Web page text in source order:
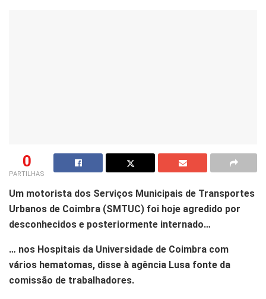
0
PARTILHAS
Um motorista dos Serviços Municipais de Transportes
Urbanos de Coimbra (SMTUC) foi hoje agredido por
desconhecidos e posteriormente internado…
… nos Hospitais da Universidade de Coimbra com
vários hematomas, disse à agência Lusa fonte da
comissão de trabalhadores.